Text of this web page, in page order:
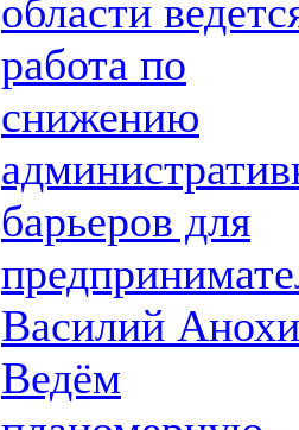
области
работа по
снижению
барьеров для
Василий
Ведём